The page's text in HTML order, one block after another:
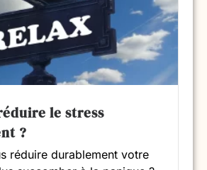
le stress
?
réduire durablement votre